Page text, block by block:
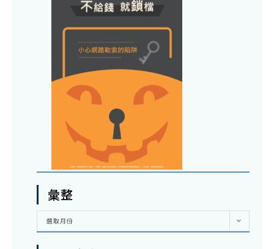
彙整
彙
選取月份